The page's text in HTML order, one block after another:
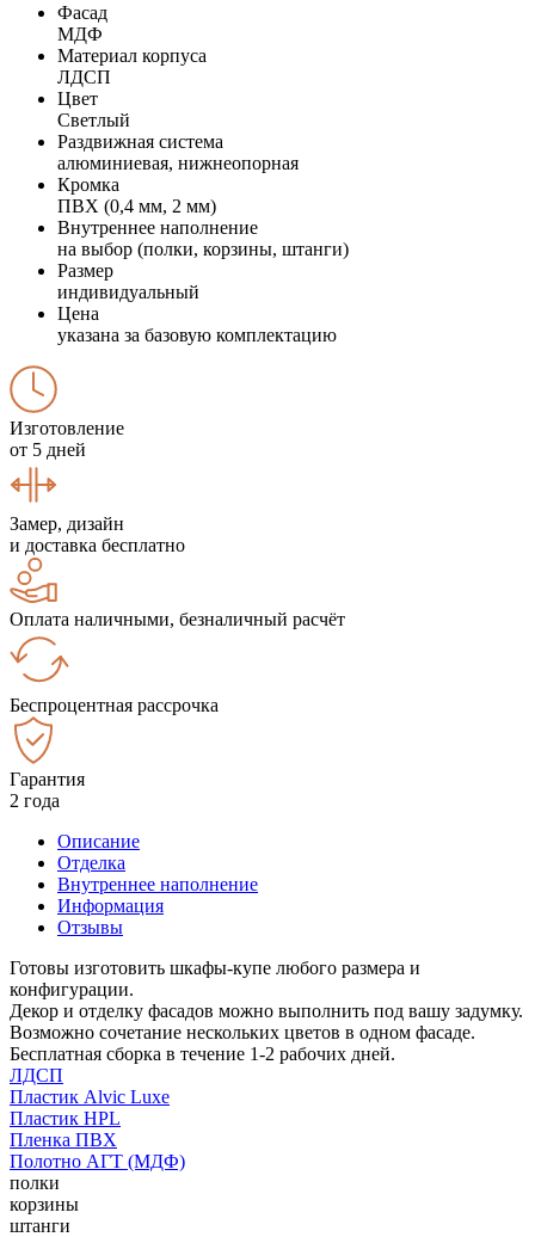
Фасад
МДФ
Материал корпуса
ЛДСП
Цвет
Светлый
Раздвижная система
алюминиевая, нижнеопорная
Кромка
ПВХ (0,4 мм, 2 мм)
Внутреннее наполнение
на выбор (полки, корзины, штанги)
Размер
индивидуальный
Цена
указана за базовую комплектацию
Изготовление
от 5 дней
Замер, дизайн
и доставка бесплатно
Оплата наличными, безналичный расчёт
Беспроцентная рассрочка
Гарантия
2 года
Описание
Отделка
Внутреннее наполнение
Информация
Отзывы
Готовы изготовить шкафы-купе любого размера и
конфигурации.
Декор и отделку фасадов можно выполнить под вашу задумку.
Возможно сочетание нескольких цветов в одном фасаде.
Бесплатная сборка в течение 1-2 рабочих дней.
ЛДСП
Пластик Alvic Luxe
Пластик HPL
Пленка ПВХ
Полотно АГТ (МДФ)
полки
корзины
штанги